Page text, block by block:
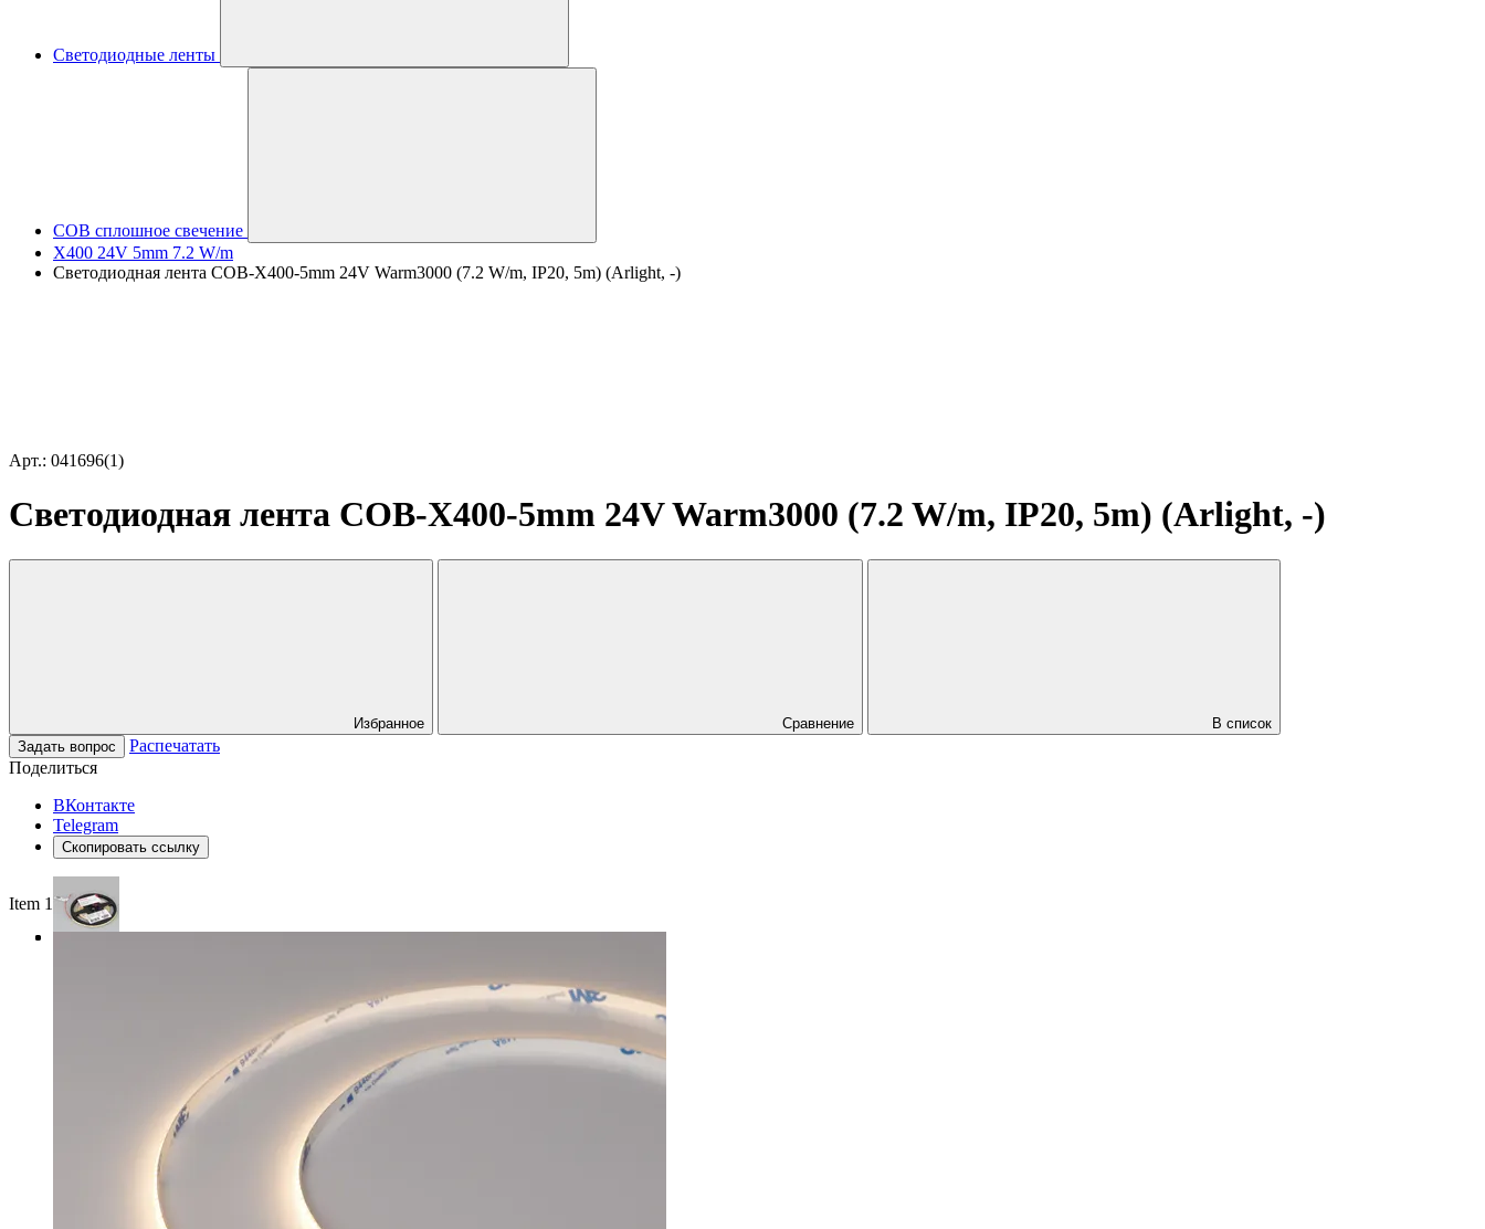
Светодиодные ленты
COB сплошное свечение
X400 24V 5mm 7.2 W/m
Светодиодная лента COB-X400-5mm 24V Warm3000 (7.2 W/m, IP20, 5m) (Arlight, -)
Арт.: 041696(1)
Светодиодная лента COB-X400-5mm 24V Warm3000 (7.2 W/m, IP20, 5m) (Arlight, -)
Избранное Сравнение
В список
Задать вопрос
Распечатать
Поделиться
ВКонтакте
Telegram
Скопировать ссылку
Item 1 of 3